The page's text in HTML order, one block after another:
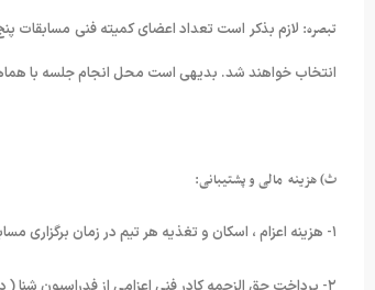
تبصره: لازم بذکر است تعداد اعضای کمیته فنی مسابقات
انتخاب خواهند شد. بدیهی است محل انجام جلسه با
ث) هزینه مالی و پشتیبانی:
۱- هزینه اعزام ، اسکان و تغذیه هر تیم در زمان برگزاری مسابقات، به عهده استان میهمان (تیم های شرکت کننده ) میباشد.